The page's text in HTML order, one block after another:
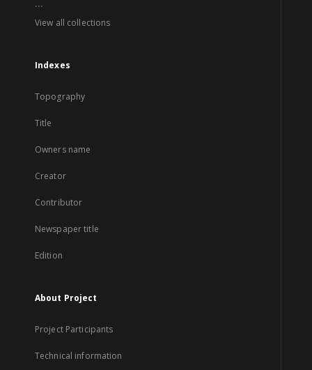
...
View all collections
Indexes
Topography
Title
Owners name
Creator
Contributor
Newspaper title
Edition
About Project
Project Participants
Technical information